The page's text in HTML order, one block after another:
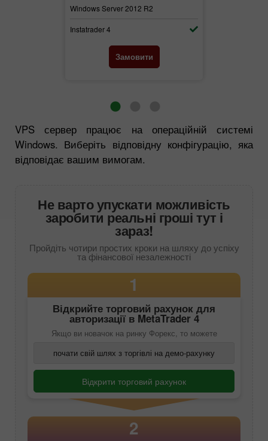
Windows Server 2012 R2
Instatrader 4
Замовити
VPS сервер працює на операційній системі
Windows. Виберіть відповідну конфігурацію, яка
відповідає вашим вимогам.
Не варто упускати можливість
заробити реальні гроші тут і
зараз!
Пройдіть чотири простих кроки на шляху до успіху
та фінансової незалежності
1
Відкрийте торговий рахунок для
авторизації в MetaTrader 4
Якщо ви новачок на ринку Форекс, то можете
почати свій шлях з торгівлі на демо-рахунку
Відкрити торговий рахунок
2